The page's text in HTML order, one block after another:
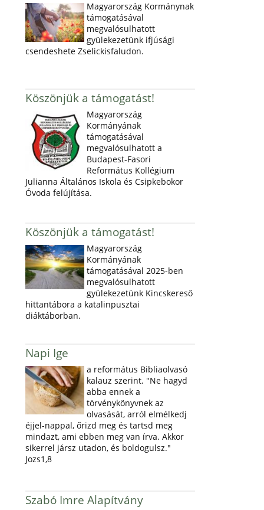
Magyarország Kormánynak
támogatásával
megvalósulhatott
gyülekezetünk ifjúsági
csendeshete Zselickisfaludon.
Köszönjük a támogatást!
Magyarország
Kormányának
támogatásával
megvalósulhatott a
Budapest-Fasori
Református Kollégium
Julianna Általános Iskola és Csipkebokor
Óvoda felújítása.
Köszönjük a támogatást!
Magyarország
Kormányának
támogatásával 2025-ben
megvalósulhatott
gyülekezetünk Kincskereső
hittantábora a katalinpusztai
diáktáborban.
Napi Ige
a református Bibliaolvasó
kalauz szerint. "Ne hagyd
abba ennek a
törvénykönyvnek az
olvasását, arról elmélkedj
éjjel-nappal, őrizd meg és tartsd meg
mindazt, ami ebben meg van írva. Akkor
sikerrel jársz utadon, és boldogulsz."
Jozs1,8
Szabó Imre Alapítvány